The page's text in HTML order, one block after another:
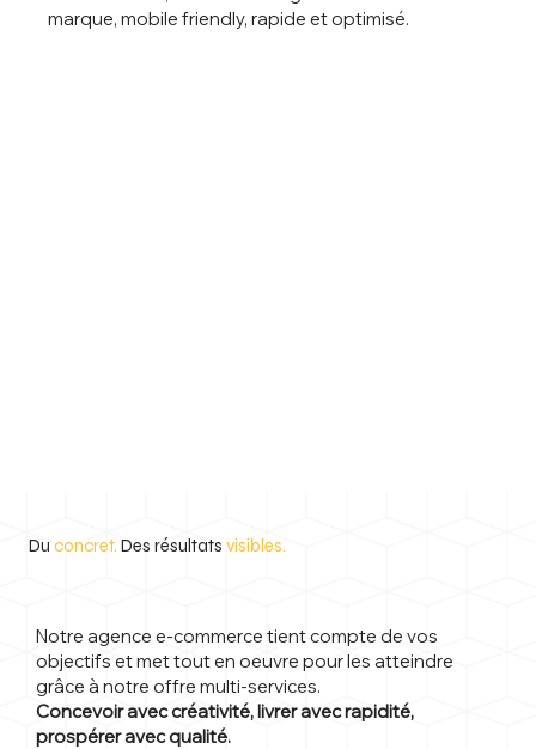
marque, mobile friendly, rapide et optimisé.
Duconcret. Des résultatsvisibles.
Notre agence e-commerce tient compte de vos
objectifs et met tout en oeuvre pour les atteindre
grâce à notre offre multi-services.
Concevoir avec créativité, livrer avec rapidité,
prospérer avec qualité.